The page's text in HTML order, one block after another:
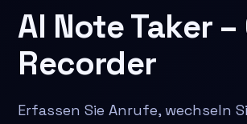
AI Note Taker –
Recorder
Erfassen Sie Anrufe, wechseln